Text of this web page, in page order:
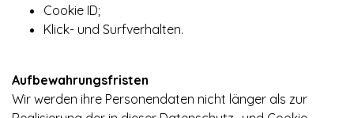
Cookie ID;
Klick- und Surfverhalten.
Aufbewahrungsfristen
Wir werden ihre Personendaten nicht länger als zur